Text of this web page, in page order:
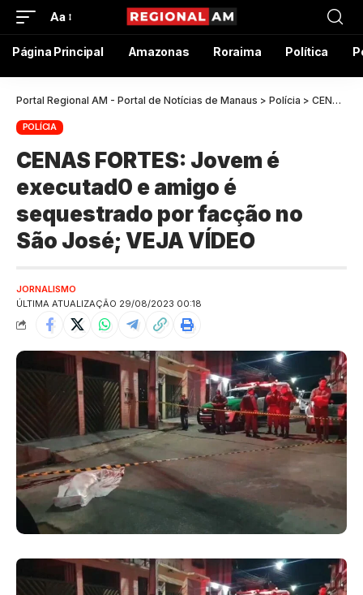
Aa
Página Principal Amazonas Roraima Política
Portal Regional AM - Portal de Notícias de Manaus > Polícia > CENAS FORTES: Jovem é executad0 e amigo é sequestrado por facção no São José; VEJA VÍDEO
POLÍCIA
CENAS FORTES: Jovem é
executad0 e amigo é
sequestrado por facção no
São José; VEJA VÍDEO
ÚLTIMA ATUALIZAÇÃO 29/08/2023 00:18
JORNALISMO